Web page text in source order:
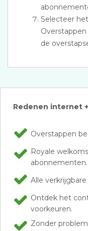
Selecteer
de
Redenen internet
Overstappen
Royale
abonnementen.
Alle
Ontdek het
voorkeuren.
Zonder